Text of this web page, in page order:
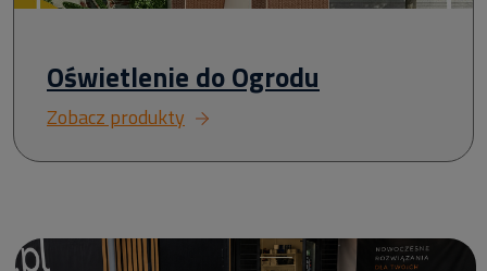
Oświetlenie do Ogrodu
Zobacz produkty